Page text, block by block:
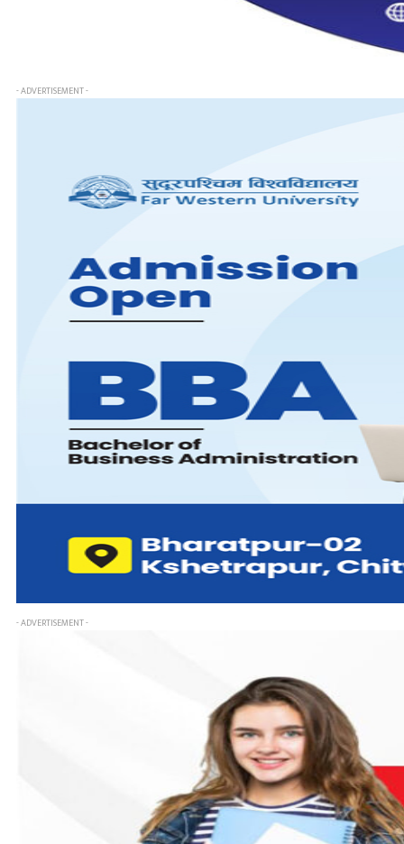
- ADVERTISEMENT -
- ADVERTISEMENT -